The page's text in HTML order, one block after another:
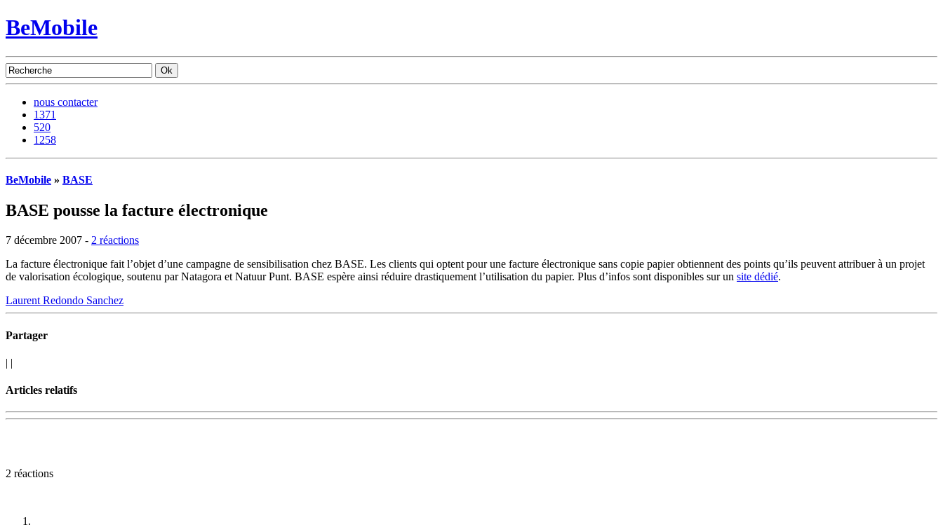
BeMobile
nous contacter
1371
520
1258
BeMobile » BASE
BASE pousse la facture électronique
7 décembre 2007 - 2 réactions
La facture électronique fait l’objet d’une campagne de sensibilisation chez BASE. Les clients qui optent pour une facture électronique sans copie papier obtiennent des points qu’ils peuvent attribuer à un projet
de valorisation écologique, soutenu par Natagora et Natuur Punt. BASE espère ainsi réduire drastiquement l’utilisation du papier. Plus d’infos sont disponibles sur un site dédié.
Laurent Redondo Sanchez
Partager
| |
Articles relatifs
2 réactions